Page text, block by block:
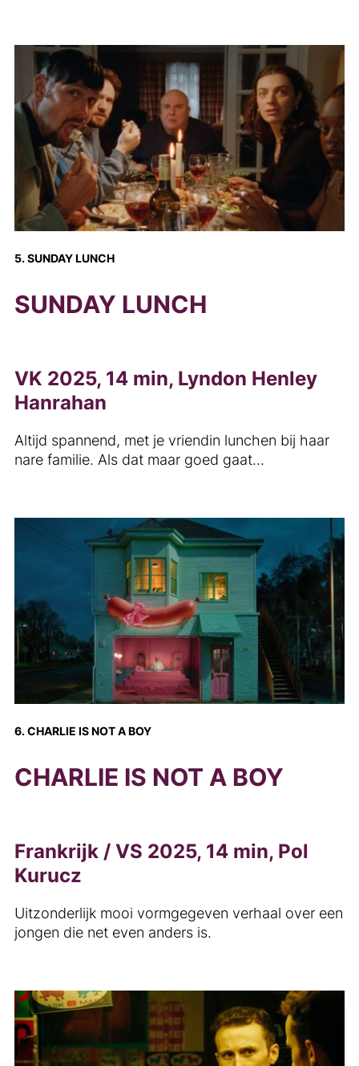
5. SUNDAY LUNCH
SUNDAY LUNCH
VK 2025, 14 min, Lyndon Henley
Hanrahan
Altijd spannend, met je vriendin lunchen bij haar
nare familie. Als dat maar goed gaat…
6. CHARLIE IS NOT A BOY
CHARLIE IS NOT A BOY
Frankrijk / VS 2025, 14 min, Pol
Kurucz
Uitzonderlijk mooi vormgegeven verhaal over een
jongen die net even anders is.